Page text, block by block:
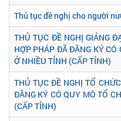
Thủ tục đề nghị cho người
THỦ TỤC ĐỀ NGHỊ GIẢNG
HỢP PHÁP ĐÃ ĐĂNG KÝ CÓ
Ở NHIỀU TỈNH (CẤP TỈNH)
THỦ TỤC ĐỀ NGHỊ TỔ
ĐĂNG KÝ CÓ QUY MÔ TỔ
(CẤP TỈNH)